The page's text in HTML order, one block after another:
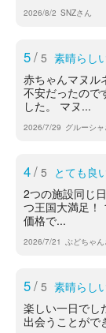
2026/8/2 SNZさん
5/ 5 素晴らし
赤ちゃんマヌル
不安だったので
した。 マヌ...
2026/7/29 グルーシャ
4/ 5 とても良
2つの施設同じ
つ王国大満足！
価格で...
2026/7/21 ぶどちゃん
5/ 5 素晴らし
楽しい一日でし
出会うことがで